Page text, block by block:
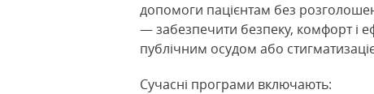
допомоги пацієнтам без
— забезпечити безпеку, комфорт і
публічним осудом або
Сучасні програми включають: